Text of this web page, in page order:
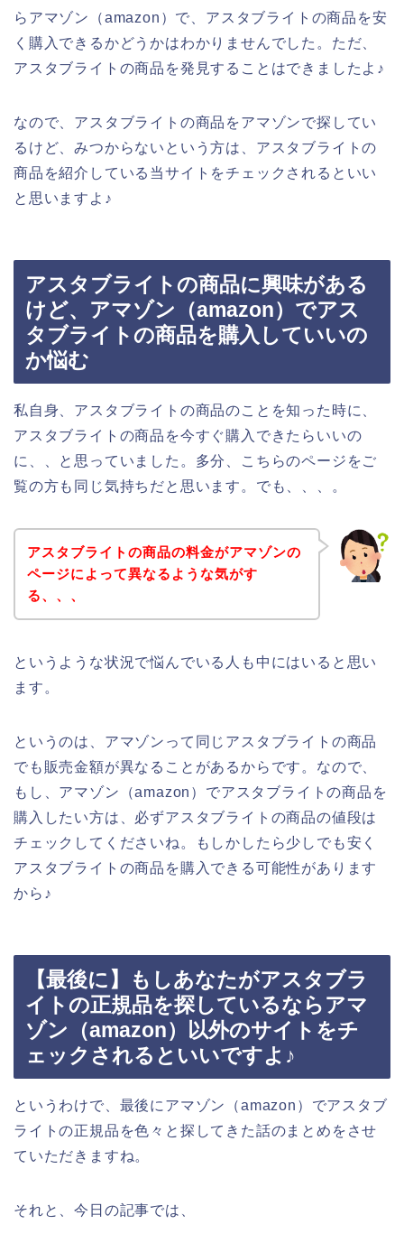
らアマゾン（amazon）で、アスタブライトの商品を安
く購入できるかどうかはわかりませんでした。ただ、
アスタブライトの商品を発見することはできましたよ♪
なので、アスタブライトの商品をアマゾンで探してい
るけど、みつからないという方は、アスタブライトの
商品を紹介している当サイトをチェックされるといい
と思いますよ♪
アスタブライトの商品に興味がある
けど、アマゾン（amazon）でアス
タブライトの商品を購入していいの
か悩む
私自身、アスタブライトの商品のことを知った時に、
アスタブライトの商品を今すぐ購入できたらいいの
に、、と思っていました。多分、こちらのページをご
覧の方も同じ気持ちだと思います。でも、、、。
アスタブライトの商品の料金がアマゾンの
ページによって異なるような気がす
る、、、
というような状況で悩んでいる人も中にはいると思い
ます。
というのは、アマゾンって同じアスタブライトの商品
でも販売金額が異なることがあるからです。なので、
もし、アマゾン（amazon）でアスタブライトの商品を
購入したい方は、必ずアスタブライトの商品の値段は
チェックしてくださいね。もしかしたら少しでも安く
アスタブライトの商品を購入できる可能性があります
から♪
【最後に】もしあなたがアスタブラ
イトの正規品を探しているならアマ
ゾン（amazon）以外のサイトをチ
ェックされるといいですよ♪
というわけで、最後にアマゾン（amazon）でアスタブ
ライトの正規品を色々と探してきた話のまとめをさせ
ていただきますね。
それと、今日の記事では、